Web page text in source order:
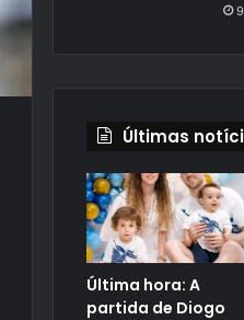
Últimas
Última hora: A
partida de Diogo